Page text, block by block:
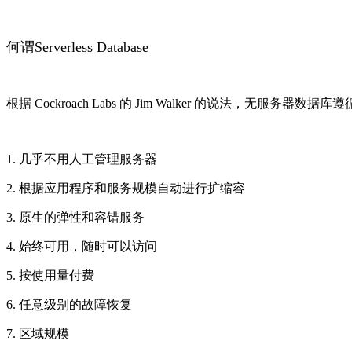
何谓Serverless Database
根据 Cockroach Labs 的 Jim Walker 的说法，无服务器数据库遵
1. 几乎不用人工管理服务器
2. 根据应用程序和服务规模自动进行扩缩容
3. 原生的弹性和容错服务
4. 始终可用，随时可以访问
5. 按使用量付费
6. 任意级别的故障恢复
7. 区域规模